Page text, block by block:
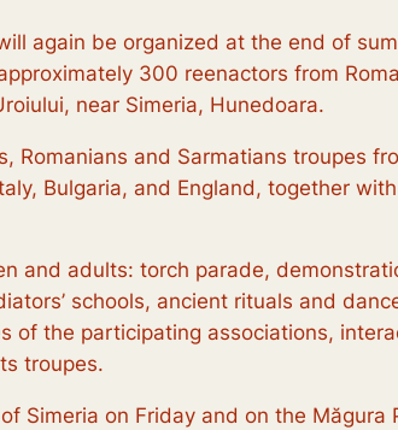
again be organized at the end of
300 reenactors from
near Simeria, Hunedoara.
and Sarmatians troupes
Bulgaria, and England, together
and adults: torch parade,
schools, ancient rituals and
the participating associations,
troupes.
Simeria on Friday and on the Măgura